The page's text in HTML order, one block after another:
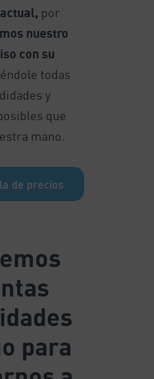
por
nuestro
con su
todas
y
que
mano.
de precios
para